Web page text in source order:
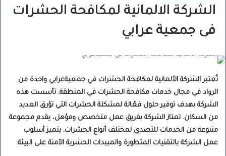
الشركة الالمانية لمكافحة الحشرات
فى جمعية عرابي
تُعتبر الشركة الألمانية لمكافحة الحشرات في جمعيةعرابي واحدة من
الرواد في مجال خدمات مكافحة الحشرات في المنطقة. تأسست هذه
الشركة بهدف توفير حلول فعّالة لمشكلة الحشرات التي تؤرق العديد
من السكان. تمتاز الشركة بفريق عمل متخصص ومؤهل، يقدم مجموعة
متنوعة من الخدمات للتصدي لمختلف أنواع الحشرات. يتميز أسلوب
عمل الشركة بالتقنيات المتطورة والمبيدات الحشرية الآمنة على البيئة.